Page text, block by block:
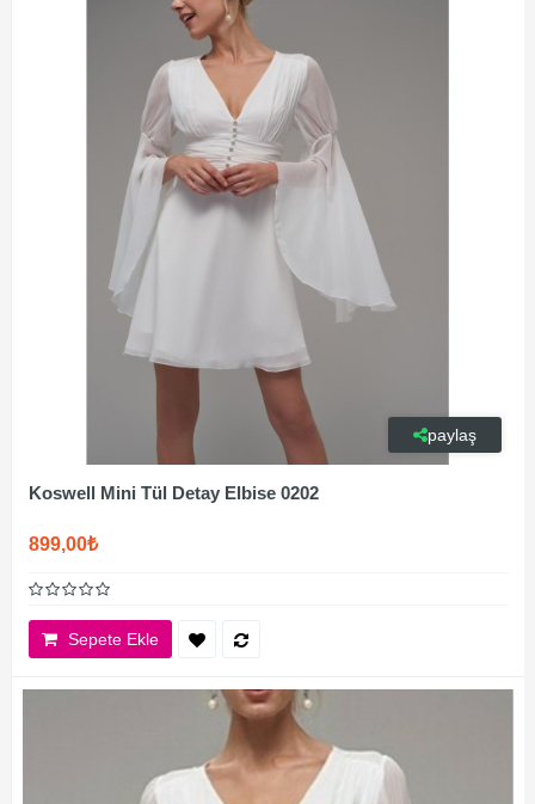
paylaş
Koswell Mini Tül Detay Elbise 0202
899,00₺
Sepete Ekle